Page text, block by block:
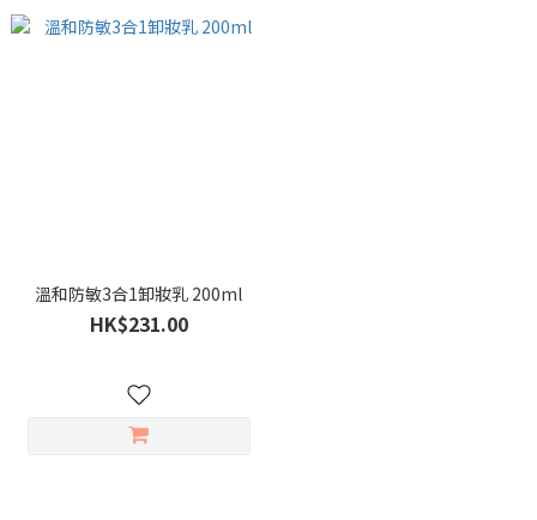
溫和防敏3合1卸妝乳 200ml
HK$231.00